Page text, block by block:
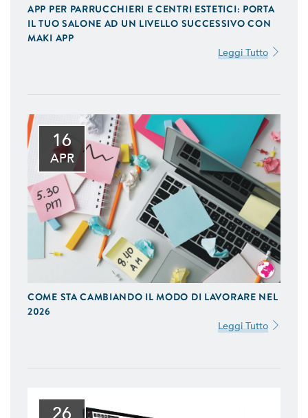
APP PER PARRUCCHIERI E CENTRI ESTETICI: PORTA
IL TUO SALONE AD UN LIVELLO SUCCESSIVO CON
MAKI APP
Leggi Tutto
16
APR
COME STA CAMBIANDO IL MODO DI LAVORARE NEL
2026
Leggi Tutto